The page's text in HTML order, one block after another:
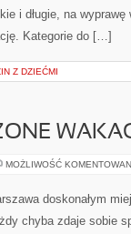
i długie, na wyprawę
Kategorie do […]
Z DZIEĆMI
MOŻLIWOŚĆ
doskonałym
chyba zdaje sobie